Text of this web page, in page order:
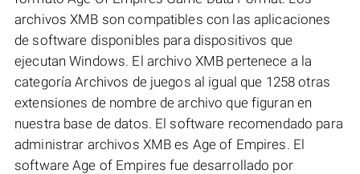
archivos XMB son compatibles con las aplicaciones
de software disponibles para dispositivos que
ejecutan Windows. El archivo XMB pertenece a la
categoría Archivos de juegos al igual que 1258 otras
extensiones de nombre de archivo que figuran en
nuestra base de datos. El software recomendado para
administrar archivos XMB es Age of Empires. El
software Age of Empires fue desarrollado por